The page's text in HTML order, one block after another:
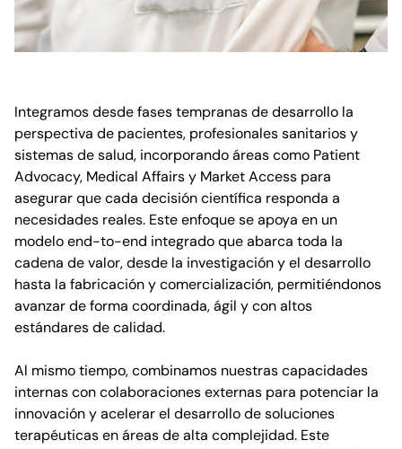
Integramos desde fases tempranas de desarrollo la
perspectiva de pacientes, profesionales sanitarios y
sistemas de salud, incorporando áreas como Patient
Advocacy, Medical Affairs y Market Access para
asegurar que cada decisión científica responda a
necesidades reales. Este enfoque se apoya en un
modelo end-to-end integrado que abarca toda la
cadena de valor, desde la investigación y el desarrollo
hasta la fabricación y comercialización, permitiéndonos
avanzar de forma coordinada, ágil y con altos
estándares de calidad.
Al mismo tiempo, combinamos nuestras capacidades
internas con colaboraciones externas para potenciar la
innovación y acelerar el desarrollo de soluciones
terapéuticas en áreas de alta complejidad. Este